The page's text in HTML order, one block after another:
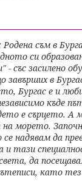
съм в
си
със засилено
завърших в
Бургас е и
къде
е сърцето. А
морето.
надявам да
и тази
да
като